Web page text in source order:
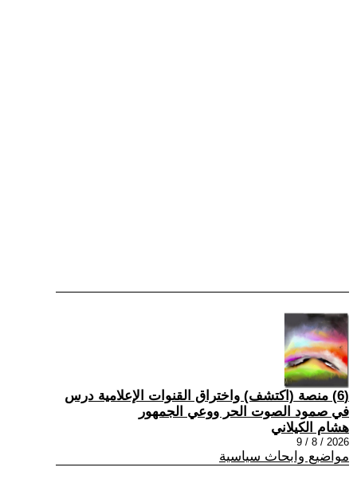
(6) منصة (اكتشف) واختراق القنوات الإعلامية درس
في صمود الصوت الحر ووعي الجمهور
هشام الكيلاني
2026 / 8 / 9
مواضيع وابحاث سياسية